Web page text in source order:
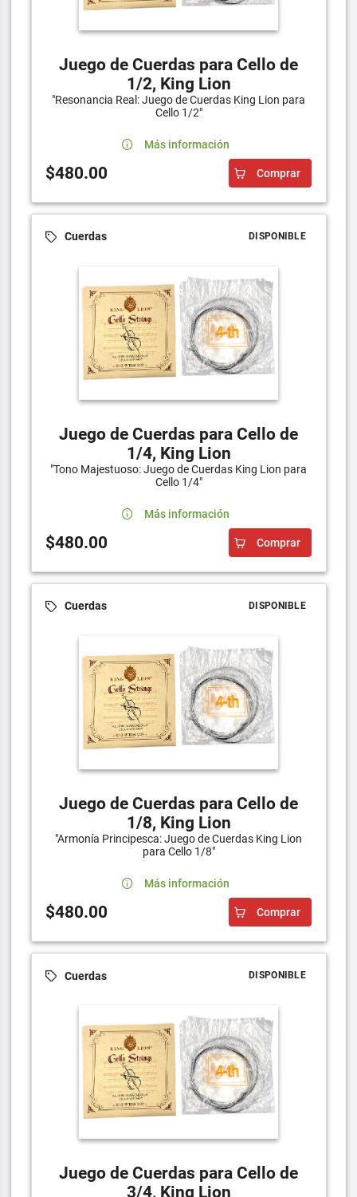
Juego de Cuerdas para Cello de
1/2, King Lion
"Resonancia Real: Juego de Cuerdas King Lion para
Cello 1/2"
Más información
$480.00 Comprar
Cuerdas DISPONIBLE
Juego de Cuerdas para Cello de
1/4, King Lion
"Tono Majestuoso: Juego de Cuerdas King Lion para
Cello 1/4"
Más información
$480.00 Comprar
Cuerdas DISPONIBLE
Juego de Cuerdas para Cello de
1/8, King Lion
"Armonía Principesca: Juego de Cuerdas King Lion
para Cello 1/8"
Más información
$480.00 Comprar
Cuerdas DISPONIBLE
Juego de Cuerdas para Cello de
3/4, King Lion